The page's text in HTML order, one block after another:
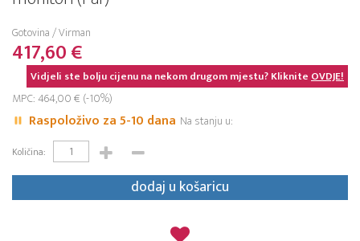
Gotovina / Virman
417,60 €
Vidjeli ste bolju cijenu na nekom drugom mjestu? KlikniteOVDJE!
MPC: 464,00 € (-10%)
Raspoloživo za 5-10 dana Na stanju u:
Količina:
dodaj u košaricu